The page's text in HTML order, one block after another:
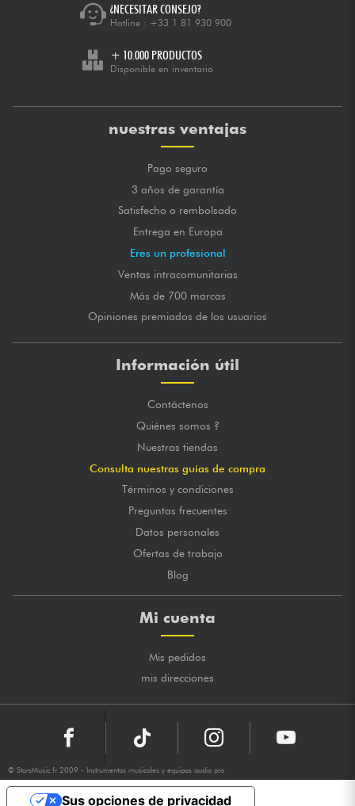
¿NECESITAR CONSEJO?
Hotline : +33 1 81 930 900
+ 10.000 PRODUCTOS
Disponible en inventario
nuestras ventajas
Pago seguro
3 años de garantía
Satisfecho o rembolsado
Entrega en Europa
Eres un profesional
Ventas intracomunitarias
Más de 700 marcas
Opiniones premiados de los usuarios
Información útil
Contáctenos
Quiénes somos ?
Nuestras tiendas
Consulta nuestras guías de compra
Términos y condiciones
Preguntas frecuentes
Datos personales
Ofertas de trabajo
Blog
Mi cuenta
Mis pedidos
mis direcciones
© StarsMusic.fr 2009 - Instrumentos musicales y equipos audio pro
Sus opciones de privacidad